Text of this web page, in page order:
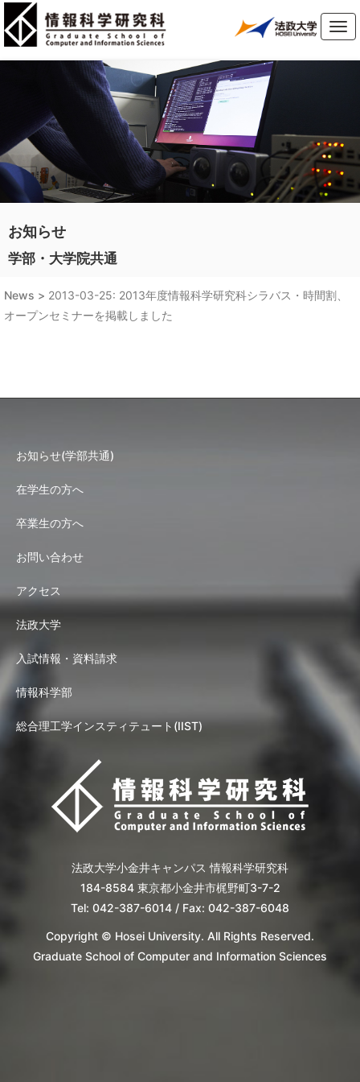
お知らせ
学部・大学院共通
News > 2013-03-25: 2013年度情報科学研究科シラバス・時間割、
オープンセミナーを掲載しました
お知らせ(学部共通)
在学生の方へ
卒業生の方へ
お問い合わせ
アクセス
法政大学
入試情報・資料請求
情報科学部
総合理工学インスティテュート(IIST)
法政大学小金井キャンパス 情報科学研究科
184-8584 東京都小金井市梶野町3-7-2
Tel: 042-387-6014 / Fax: 042-387-6048
Copyright © Hosei University. All Rights Reserved.
Graduate School of Computer and Information Sciences